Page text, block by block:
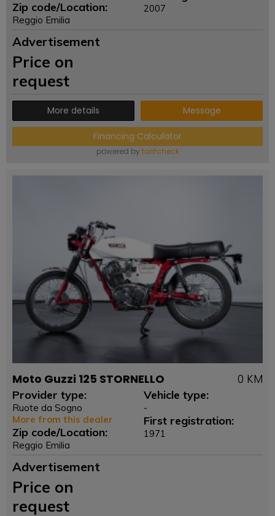
Zip code/Location:
Reggio Emilia
2007
Advertisement
Price on
request
More details Message
Financing Calculator
powered by tarifcheck
Moto Guzzi 125 STORNELLO 0 KM
Provider type:
Ruote da Sogno
More from this dealer
Zip code/Location:
Reggio Emilia
Vehicle type:
-
First registration:
1971
Advertisement
Price on
request